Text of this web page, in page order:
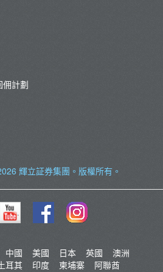
佣計劃
輝立証券集團 。版權所有。
中國 美國 日本 英國
澳洲
耳其 印度 柬埔寨
阿聯酋